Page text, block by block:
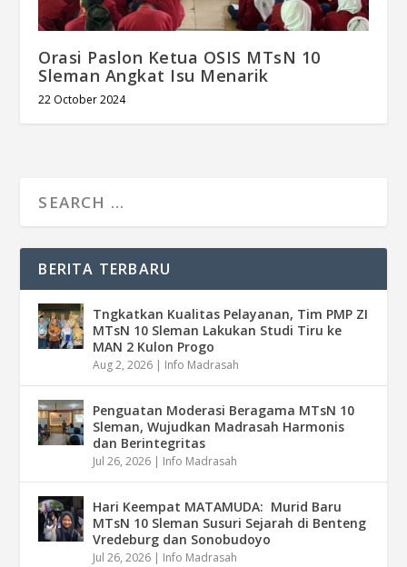
Orasi Paslon Ketua OSIS MTsN 10
Sleman Angkat Isu Menarik
22 October 2024
BERITA TERBARU
Tngkatkan Kualitas Pelayanan, Tim PMP ZI
MTsN 10 Sleman Lakukan Studi Tiru ke
MAN 2 Kulon Progo
Aug 2, 2026 Info Madrasah
Penguatan Moderasi Beragama MTsN 10
Sleman, Wujudkan Madrasah Harmonis
dan Berintegritas
Jul 26, 2026 Info Madrasah
Hari Keempat MATAMUDA: Murid Baru
MTsN 10 Sleman Susuri Sejarah di Benteng
Vredeburg dan Sonobudoyo
Jul 26, 2026 Info Madrasah